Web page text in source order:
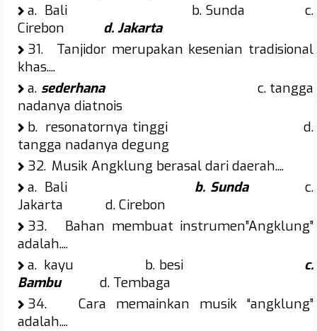
a. Bali b. Sunda c.
Cirebon d. Jakarta
31.
Tanjidor merupakan kesenian tradisional
khas....
a. sederhana
c. tangga
nadanya diatnois
b. resonatornya tinggi d.
tangga nadanya degung
32. Musik Angklung berasal dari daerah....
a. Bali b. Sundac.
Jakarta d. Cirebon
33.
Bahan membuat instrumen”Angklung”
adalah....
a. kayu b. besi c.
Bambud. Tembaga
34.
Cara memainkan musik “angklung”
adalah....